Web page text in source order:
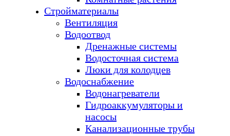
Стройматериалы
Вентиляция
Водоотвод
Дренажные системы
Водосточная система
Люки для колодцев
Водоснабжение
Водонагреватели
Гидроаккумуляторы и
насосы
Канализационные трубы